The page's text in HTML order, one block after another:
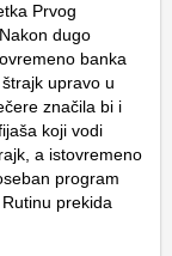
Prvog
dugo
banka
upravo u
značila bi i
koji vodi
a istovremeno
program
prekida